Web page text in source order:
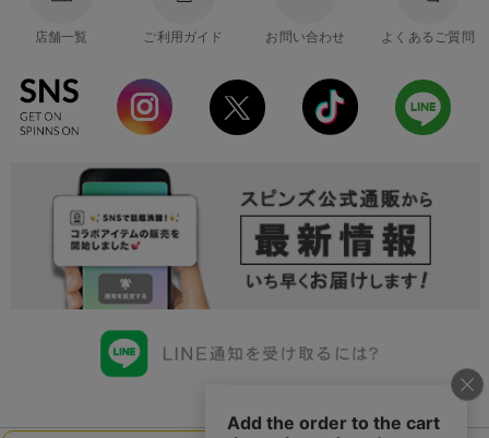
店舗一覧 ご利用ガイド お問い合わせ よくあるご質問